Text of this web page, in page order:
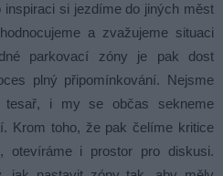
si jezdíme do jiných měst
a zvažujeme situaci
parkovací zóny je pak dost
plný připomínkování. Nejsme
i my se občas sekneme
Krom toho, že pak čelíme kritice
otevíráme i prostor pro diskusi.